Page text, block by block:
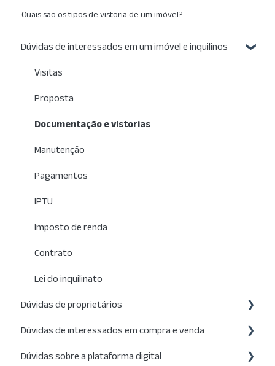
Quais são os tipos de vistoria de um imóvel?
Dúvidas de interessados em um imóvel e inquilinos
Visitas
Proposta
Documentação e vistorias
Manutenção
Pagamentos
IPTU
Imposto de renda
Contrato
Lei do inquilinato
Dúvidas de proprietários
Anúncio
Visitas
Dúvidas de interessados em compra e venda
Anúncio
Dúvidas sobre a plataforma digital